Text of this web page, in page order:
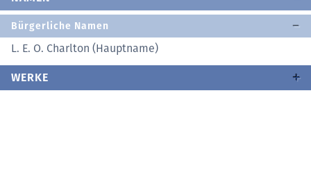
Bürgerliche Namen
L. E. O. Charlton (Hauptname)
WERKE